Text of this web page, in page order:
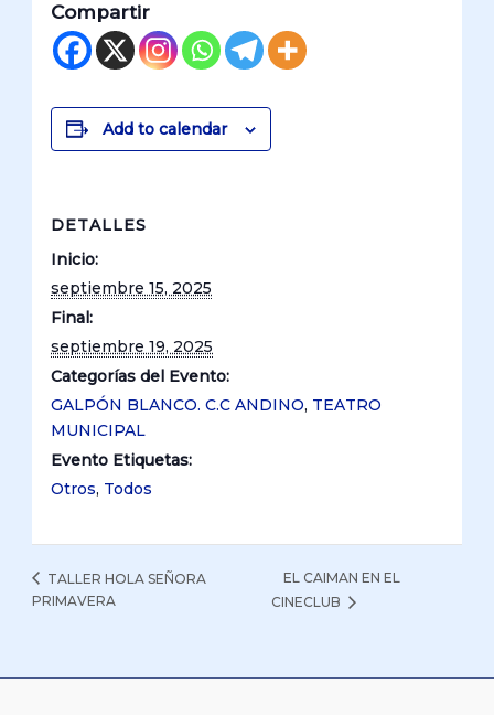
Compartir
Add to calendar
DETALLES
Inicio:
septiembre 15, 2025
Final:
septiembre 19, 2025
Categorías del Evento:
GALPÓN BLANCO. C.C ANDINO, TEATRO
MUNICIPAL
Evento Etiquetas:
Otros, Todos
TALLER HOLA SEÑORA
PRIMAVERA
EL CAIMAN EN EL
CINECLUB